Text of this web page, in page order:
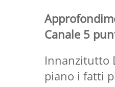
Canale 5
Innanzitutto
piano i fatti